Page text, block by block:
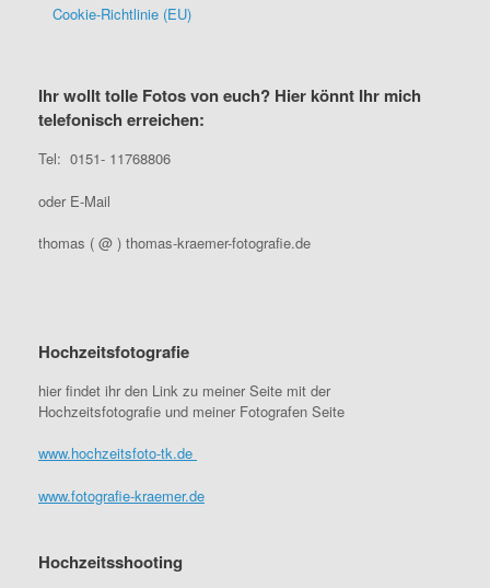
Cookie-Richtlinie (EU)
Ihr wollt tolle Fotos von euch? Hier könnt Ihr mich
telefonisch erreichen:
Tel: 0151- 11768806
oder E-Mail
thomas ( @ ) thomas-kraemer-fotografie.de
Hochzeitsfotografie
hier findet ihr den Link zu meiner Seite mit der
Hochzeitsfotografie und meiner Fotografen Seite
www.hochzeitsfoto-tk.de
www.fotografie-kraemer.de
Hochzeitsshooting